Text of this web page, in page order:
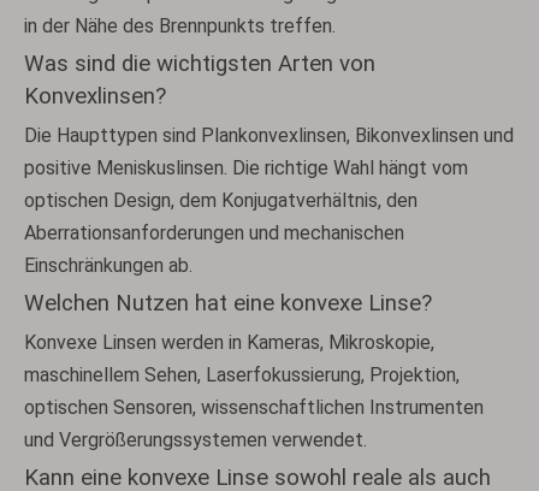
in der Nähe des Brennpunkts treffen.
Was sind die wichtigsten Arten von
Konvexlinsen?
Die Haupttypen sind Plankonvexlinsen, Bikonvexlinsen und
positive Meniskuslinsen. Die richtige Wahl hängt vom
optischen Design, dem Konjugatverhältnis, den
Aberrationsanforderungen und mechanischen
Einschränkungen ab.
Welchen Nutzen hat eine konvexe Linse?
Konvexe Linsen werden in Kameras, Mikroskopie,
maschinellem Sehen, Laserfokussierung, Projektion,
optischen Sensoren, wissenschaftlichen Instrumenten
und Vergrößerungssystemen verwendet.
Kann eine konvexe Linse sowohl reale als auch